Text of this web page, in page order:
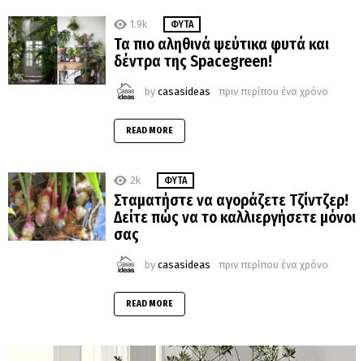
1.9k ΦΥΤΆ
Τα πιο αληθινά ψεύτικα φυτά και
δέντρα της Spacegreen!
by casasideas πριν περίπου ένα χρόνο
READ MORE
2k ΦΥΤΆ
Σταματήστε να αγοράζετε Τζίντζερ!
Δείτε πώς να το καλλιεργήσετε μόνοι
σας
by casasideas πριν περίπου ένα χρόνο
READ MORE